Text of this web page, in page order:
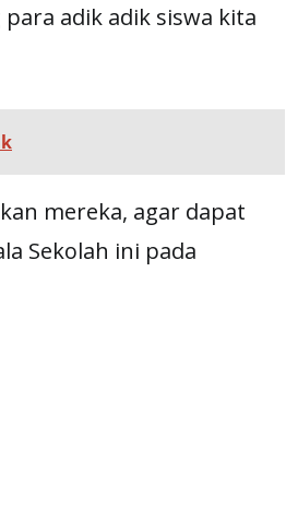
adik adik siswa kita
mereka, agar dapat
Sekolah ini pada